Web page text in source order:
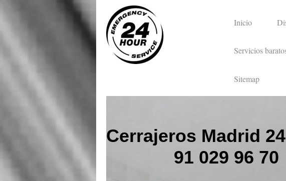
Inicio
Servicios
Sitemap
Cerrajeros Madrid
91 029 96 70